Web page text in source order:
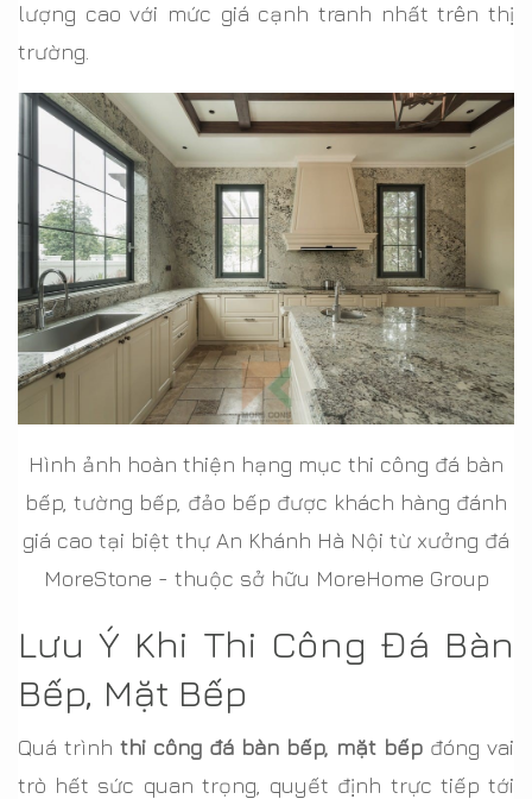
lượng cao với mức giá cạnh tranh nhất trên thị
trường.
Hình ảnh hoàn thiện hạng mục thi công đá bàn
bếp, tường bếp, đảo bếp được khách hàng đánh
giá cao tại biệt thự An Khánh Hà Nội từ xưởng đá
MoreStone - thuộc sở hữu MoreHome Group
Lưu Ý Khi Thi Công Đá Bàn
Bếp, Mặt Bếp
Quá trình thi công đá bàn bếp, mặt bếp đóng vai
trò hết sức quan trọng, quyết định trực tiếp tới